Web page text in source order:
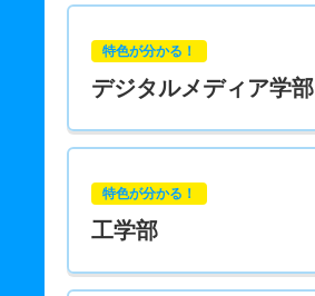
特色が分かる！
デジタルメディア学部
特色が分かる！
工学部